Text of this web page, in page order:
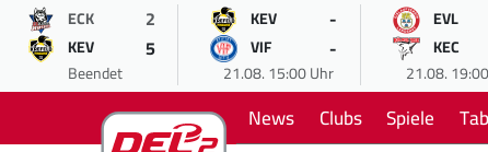
ECK 2
KEV 5
Beendet
KEV -
VIF -
21.08. 15:00 Uhr
EVL
KEC
21.08.
News Clubs Spiele